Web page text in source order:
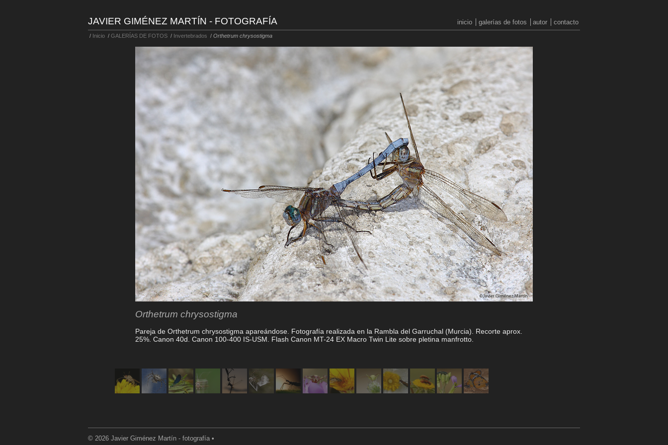
JAVIER GIMÉNEZ MARTÍN - FOTOGRAFÍA inicio galerías de fotos autor contacto
/ Inicio / GALERÍAS DE FOTOS / Invertebrados / Orthetrum chrysostigma
Orthetrum chrysostigma
Pareja de Orthetrum chrysostigma apareándose. Fotografía realizada en la Rambla del Garruchal (Murcia). Recorte aprox.
25%. Canon 40d. Canon 100-400 IS-USM. Flash Canon MT-24 EX Macro Twin Lite sobre pletina manfrotto.
© 2026 Javier Giménez Martín - fotografía •